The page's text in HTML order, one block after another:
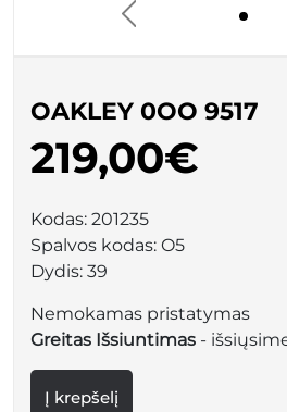
OAKLEY 0OO 9517
219,00€
Kodas: 201235
Spalvos kodas: O5
Dydis: 39
Nemokamas pristatymas
Greitas Išsiuntimas -
Į krepšelį